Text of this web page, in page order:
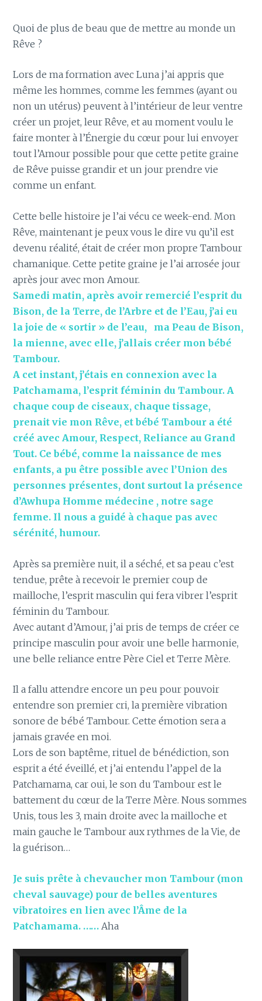
Quoi de plus de beau que de mettre au monde un
Rêve ?
Lors de ma formation avec Luna j’ai appris que
même les hommes, comme les femmes (ayant ou
non un utérus) peuvent à l’intérieur de leur ventre
créer un projet, leur Rêve, et au moment voulu le
faire monter à l’Énergie du cœur pour lui envoyer
tout l’Amour possible pour que cette petite graine
de Rêve puisse grandir et un jour prendre vie
comme un enfant.
Cette belle histoire je l’ai vécu ce week-end. Mon
Rêve, maintenant je peux vous le dire vu qu’il est
devenu réalité, était de créer mon propre Tambour
chamanique. Cette petite graine je l’ai arrosée jour
après jour avec mon Amour.
Samedi matin, après avoir remercié l’esprit du
Bison, de la Terre, de l’Arbre et de l’Eau, j’ai eu
la joie de « sortir » de l’eau, ma Peau de Bison,
la mienne, avec elle, j’allais créer mon bébé
Tambour.
A cet instant, j’étais en connexion avec la
Patchamama, l’esprit féminin du Tambour. A
chaque coup de ciseaux, chaque tissage,
prenait vie mon Rêve, et bébé Tambour a été
créé avec Amour, Respect, Reliance au Grand
Tout. Ce bébé, comme la naissance de mes
enfants, a pu être possible avec l’Union des
personnes présentes, dont surtout la présence
d’Awhupa Homme médecine , notre sage
femme. Il nous a guidé à chaque pas avec
sérénité, humour.
Après sa première nuit, il a séché, et sa peau c’est
tendue, prête à recevoir le premier coup de
mailloche, l’esprit masculin qui fera vibrer l’esprit
féminin du Tambour.
Avec autant d’Amour, j’ai pris de temps de créer ce
principe masculin pour avoir une belle harmonie,
une belle reliance entre Père Ciel et Terre Mère.
Il a fallu attendre encore un peu pour pouvoir
entendre son premier cri, la première vibration
sonore de bébé Tambour. Cette émotion sera a
jamais gravée en moi.
Lors de son baptême, rituel de bénédiction, son
esprit a été éveillé, et j’ai entendu l’appel de la
Patchamama, car oui, le son du Tambour est le
battement du cœur de la Terre Mère. Nous sommes
Unis, tous les 3, main droite avec la mailloche et
main gauche le Tambour aux rythmes de la Vie, de
la guérison…
Je suis prête à chevaucher mon Tambour (mon
cheval sauvage) pour de belles aventures
vibratoires en lien avec l’Âme de la
Patchamama. …… Aha